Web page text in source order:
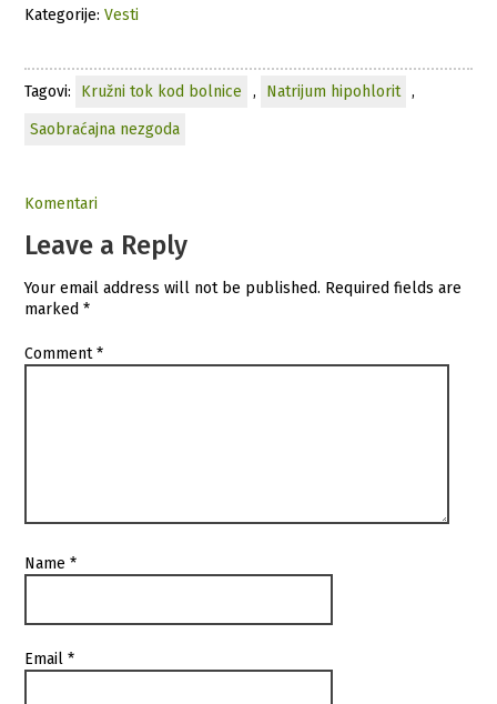
Kategorije:Vesti
Tagovi: Kružni tok kod bolnice , Natrijum hipohlorit ,
Saobraćajna nezgoda
Komentari
Leave a Reply
Your email address will not be published. Required fields are
marked*
Comment*
Name*
Email*